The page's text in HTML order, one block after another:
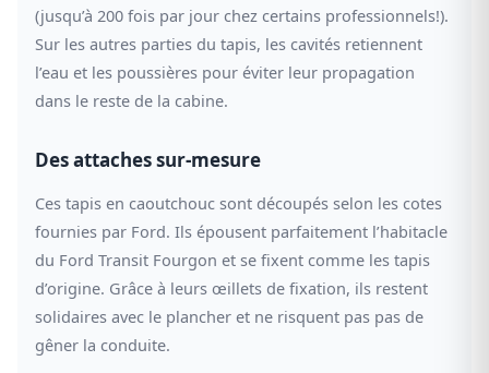
(jusqu’à 200 fois par jour chez certains professionnels!).
Sur les autres parties du tapis, les cavités retiennent
l’eau et les poussières pour éviter leur propagation
dans le reste de la cabine.
Des attaches sur-mesure
Ces tapis en caoutchouc sont découpés selon les cotes
fournies par Ford. Ils épousent parfaitement l’habitacle
du Ford Transit Fourgon et se fixent comme les tapis
d’origine. Grâce à leurs œillets de fixation, ils restent
solidaires avec le plancher et ne risquent pas pas de
gêner la conduite.